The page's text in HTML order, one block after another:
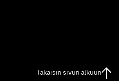
Takaisin sivun alkuun